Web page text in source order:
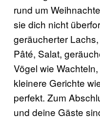
rund um
sie dich nicht
geräucherter
Pâté, Salat,
Vögel wie
kleinere Gerichte
perfekt. Zum
und deine Gäste